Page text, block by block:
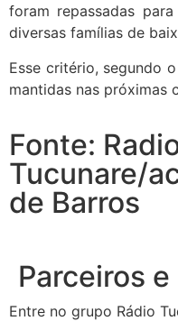
foram repassadas
diversas famílias de
Esse critério, segundo
mantidas nas próximas
Fonte:
Tucunare/
de Barros
Parceiros
Entre no grupo Rádio